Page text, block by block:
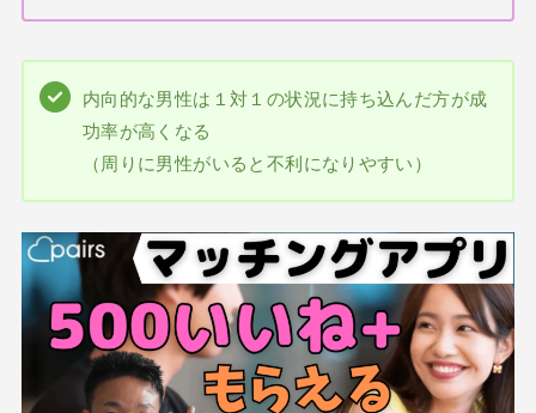
内向的な男性は１対１の状況に持ち込んだ方が成
功率が高くなる
（周りに男性がいると不利になりやすい）